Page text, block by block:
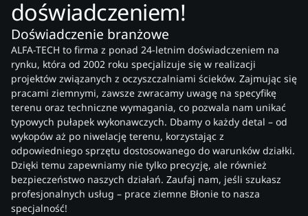
doświadczeniem!
Doświadczenie branżowe
ALFA-TECH to firma z ponad 24-letnim doświadczeniem na
rynku, która od 2002 roku specjalizuje się w realizacji
projektów związanych z oczyszczalniami ścieków. Zajmując się
pracami ziemnymi, zawsze zwracamy uwagę na specyfikę
terenu oraz techniczne wymagania, co pozwala nam unikać
typowych pułapek wykonawczych. Dbamy o każdy detal – od
wykopów aż po niwelację terenu, korzystając z
odpowiedniego sprzętu dostosowanego do warunków działki.
Dzięki temu zapewniamy nie tylko precyzję, ale również
bezpieczeństwo naszych działań. Zaufaj nam, jeśli szukasz
profesjonalnych usług – prace ziemne Błonie to nasza
specjalność!